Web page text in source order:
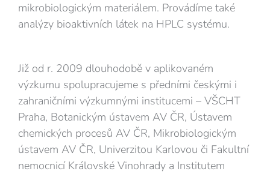
mikrobiologickým materiálem. Provádíme také
analýzy bioaktivních látek na HPLC systému.
Již od r. 2009 dlouhodobě v aplikovaném
výzkumu spolupracujeme s předními českými i
zahraničními výzkumnými institucemi – VŠCHT
Praha, Botanickým ústavem AV ČR, Ústavem
chemických procesů AV ČR, Mikrobiologickým
ústavem AV ČR, Univerzitou Karlovou či Fakultní
nemocnicí Královské Vinohrady a Institutem